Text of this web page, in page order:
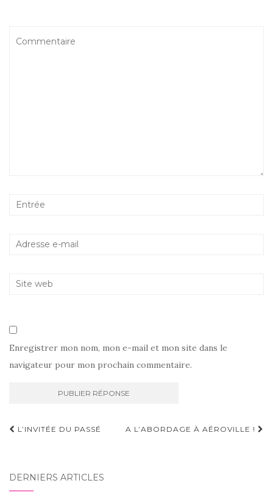
Enregistrer mon nom, mon e-mail et mon site dans le
navigateur pour mon prochain commentaire.
Navigation
L’INVITÉE DU PASSÉ A L’ABORDAGE À AÉROVILLE !
DERNIERS ARTICLES